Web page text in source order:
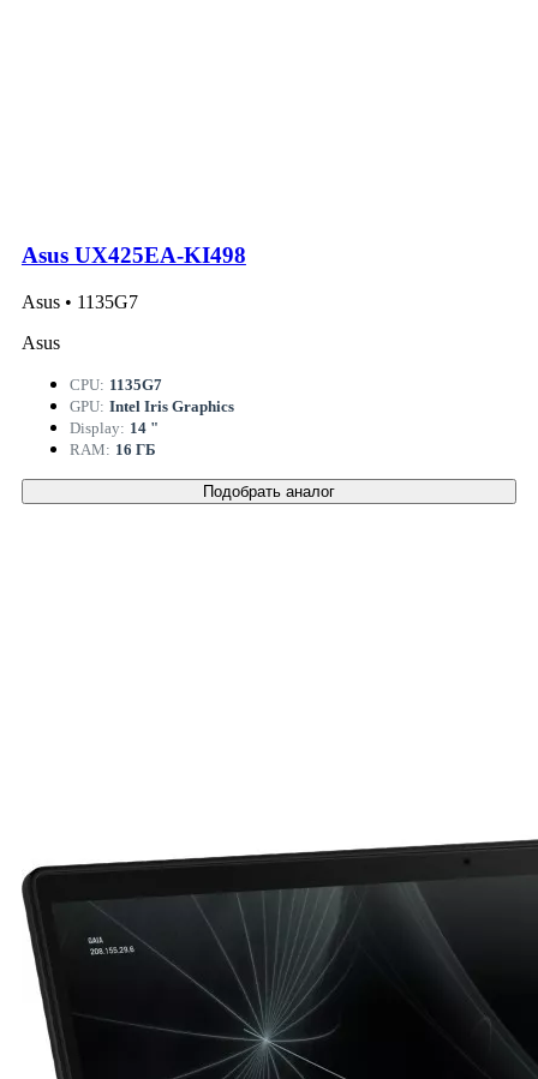
Asus UX425EA-KI498
Asus • 1135G7
Asus
CPU: 1135G7
GPU: Intel Iris Graphics
Display: 14 "
RAM: 16 ГБ
Подобрать аналог